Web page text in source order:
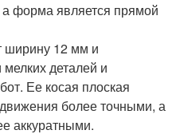
форма является прямой
ширину 12 мм и
деталей и
Ее косая плоская
более точными, а
аккуратными.